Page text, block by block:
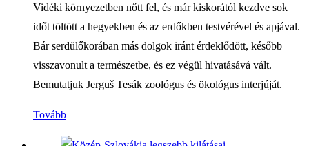
Vidéki környezetben nőtt fel, és már kiskorától kezdve sok
időt töltött a hegyekben és az erdőkben testvérével és apjával.
Bár serdülőkorában más dolgok iránt érdeklődött, később
visszavonult a természetbe, és ez végül hivatásává vált.
Bemutatjuk Jerguš Tesák zoológus és ökológus interjúját.
Tovább